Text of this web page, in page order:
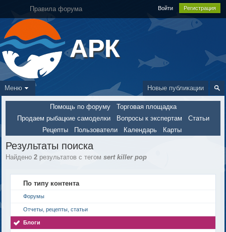
Правила форума Войти Регистрация
АРК
Новые публикации
Меню
Помощь по форуму
Торговая площадка
Продаем рыбацкие самоделки
Вопросы к экспертам
Статьи
Рецепты
Пользователи Календарь Карты
Результаты поиска
Найдено2 результатов с тегомsert killer pop
По типу контента
Форумы
Отчеты, рецепты, статьи
Блоги